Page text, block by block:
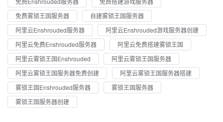
免费雾锁王国服务器
自建雾锁王国服务器
阿里云Enshrouded服务器
阿里云Enshrouded游戏服务器创建
阿里云免费Enshrouded服务器
阿里云免费搭建雾锁王国
阿里云雾锁王国Enshrouded
阿里云雾锁王国服务器
阿里云雾锁王国服务器免费创建
阿里云雾锁王国服务器搭建
雾锁王国Enshrouded服务器
雾锁王国服务器
雾锁王国服务器创建